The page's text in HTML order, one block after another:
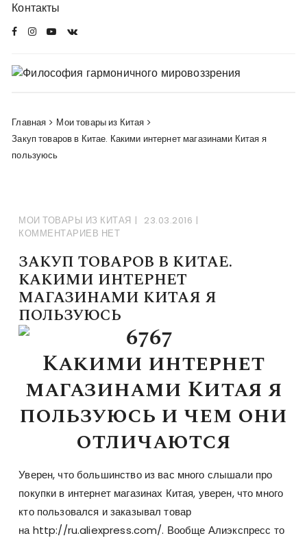
Перейти
комменты
Контакты
Главная
Мои товары из Китая
Закуп товаров в Китае. Какими интернет магазинами Китая я
пользуюсь
МОИ ТОВАРЫ ИЗ КИТАЯ
23.03.2016
КОММЕНТАРИЕВ НЕТ
ЗАКУП ТОВАРОВ В КИТАЕ.
КАКИМИ ИНТЕРНЕТ
МАГАЗИНАМИ КИТАЯ Я
ПОЛЬЗУЮСЬ
Какими интернет
магазинами Китая я
пользуюсь и чем они
отличаются
Уверен, что большинство из вас много слышали про
покупки в интернет магазинах Китая, уверен, что много
кто пользовался и заказывал товар
на http://ru.aliexpress.com/. Вообще Алиэкспресс то